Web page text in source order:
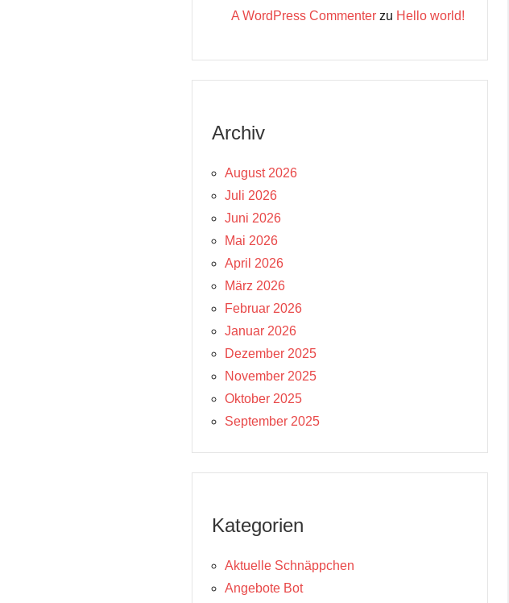
A WordPress Commenter zu Hello world!
Archiv
August 2026
Juli 2026
Juni 2026
Mai 2026
April 2026
März 2026
Februar 2026
Januar 2026
Dezember 2025
November 2025
Oktober 2025
September 2025
Kategorien
Aktuelle Schnäppchen
Angebote Bot